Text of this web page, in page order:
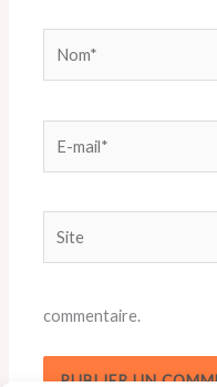
mail*
commentaire.